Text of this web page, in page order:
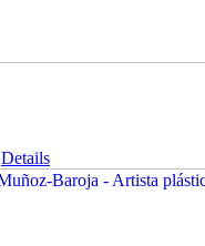
Details